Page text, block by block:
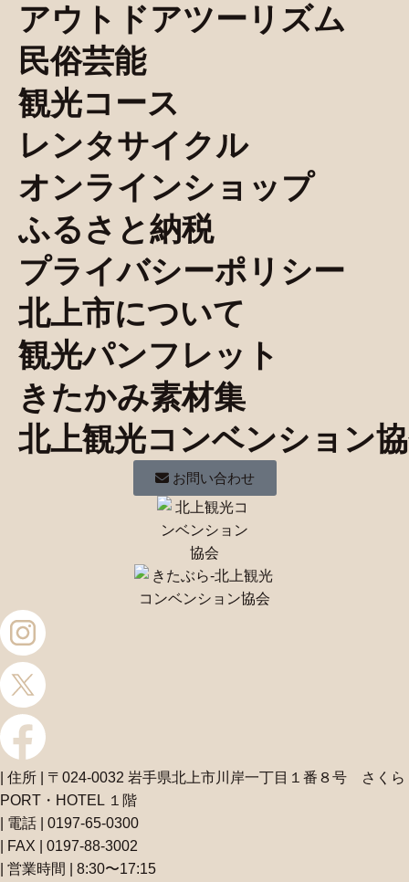
アウトドアツーリズム
民俗芸能
観光コース
レンタサイクル
オンラインショップ
ふるさと納税
プライバシーポリシー
北上市について
観光パンフレット
きたかみ素材集
北上観光コンベンション
お問い合わせ
| 住所 | 〒024-0032 岩手県北上市川岸一丁目１番８号 さくら
PORT・HOTEL １階
| 電話 | 0197-65-0300
| FAX | 0197-88-3002
| 営業時間 | 8:30〜17:15